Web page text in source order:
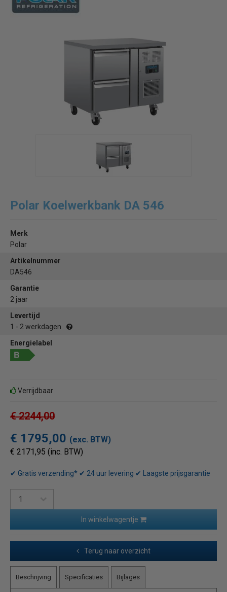
Polar Koelwerkbank DA 546
Merk
Polar
Artikelnummer
DA546
Garantie
2 jaar
Levertijd
1 - 2 werkdagen
Energielabel
Verrijdbaar
€ 2244,00
€ 1795,00 (exc. BTW)
€ 2171,95 (inc. BTW)
✔ Gratis verzending* ✔ 24 uur levering ✔ Laagste prijsgarantie
In winkelwagentje
Terug naar overzicht
Beschrijving Specificaties Bijlages